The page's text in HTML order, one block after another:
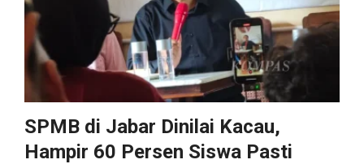
SPMB di Jabar Dinilai Kacau,
Hampir 60 Persen Siswa Pasti